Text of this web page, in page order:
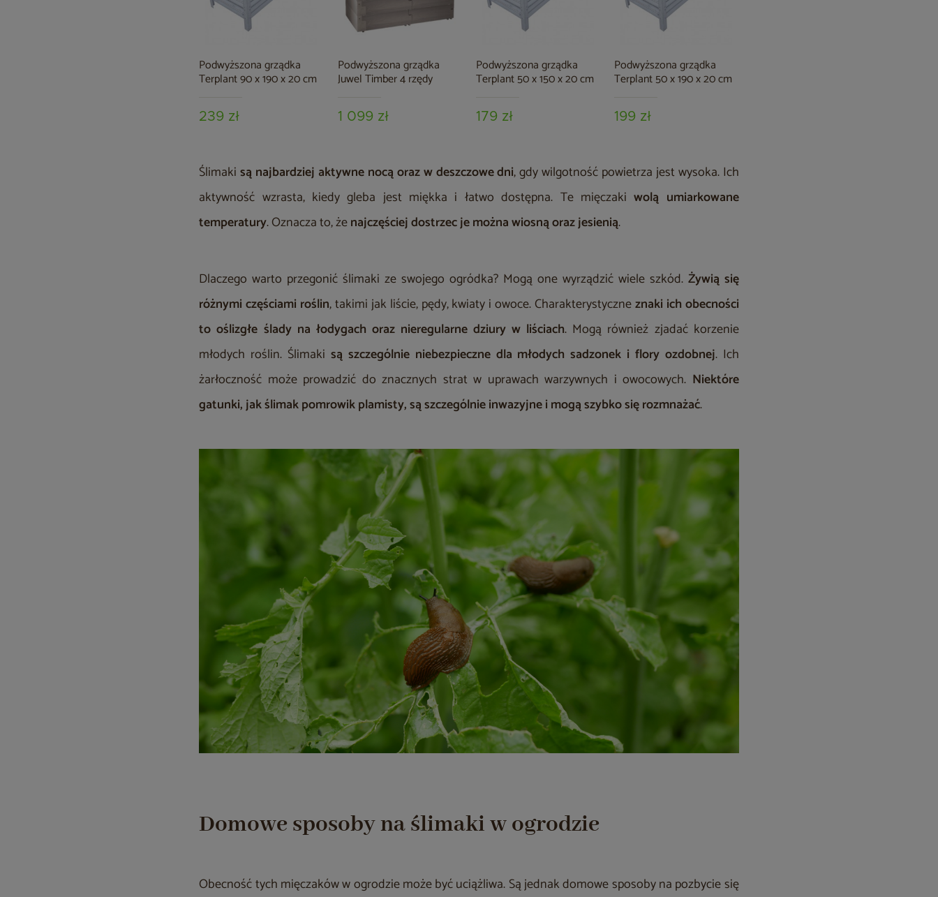
Podwyższona grządka
Terplant 90 x 190 x 20 cm
239 zł
Podwyższona grządka
Juwel Timber 4 rzędy
1 099 zł
Podwyższona grządka
Terplant 50 x 150 x 20 cm
179 zł
Podwyższona grządka
Terplant 50 x 190 x 20 cm
199 zł
Ślimakisą najbardziej aktywne nocąoraz w deszczowe dni, gdy wilgotność powietrza jest wysoka. Ich
aktywność wzrasta, kiedy gleba jest miękka i łatwo dostępna. Te mięczakiwolą umiarkowane
temperatury. Oznacza to, żenajczęściej dostrzec je można wiosną oraz jesienią.
Dlaczego warto przegonić ślimaki ze swojego ogródka? Mogą one wyrządzić wiele szkód. Żywią się
różnymi częściami roślin, takimi jak liście, pędy, kwiaty i owoce. Charakterystyczneznaki ich obecności
to oślizgłe ślady na łodygach oraz nieregularne dziury w liściach. Mogą również zjadać korzenie
młodych roślin. Ślimaki są szczególnie niebezpieczne dla młodych sadzonek i flory ozdobnej. Ich
żarłoczność może prowadzić do znacznych strat w uprawach warzywnych i owocowych. Niektóre
gatunki, jak ślimak pomrowik plamisty, są szczególnie inwazyjne i mogą szybko się rozmnażać.
Domowe sposoby na ślimaki w ogrodzie
Obecność tych mięczaków w ogrodzie może być uciążliwa. Są jednak domowe sposoby na pozbycie się